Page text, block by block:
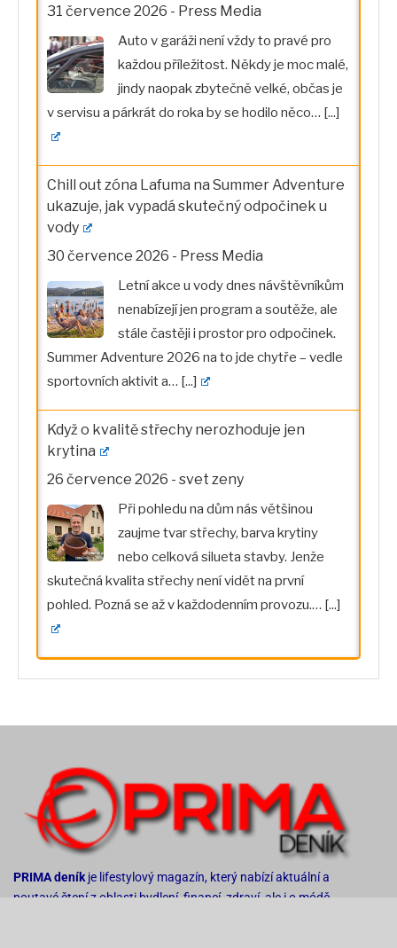
31 července 2026 - Press Media
Auto v garáži není vždy to pravé pro
každou příležitost. Někdy je moc malé,
jindy naopak zbytečně velké, občas je
v servisu a párkrát do roka by se hodilo něco… [...]
Chill out zóna Lafuma na Summer Adventure
ukazuje, jak vypadá skutečný odpočinek u
vody
30 července 2026 - Press Media
Letní akce u vody dnes návštěvníkům
nenabízejí jen program a soutěže, ale
stále častěji i prostor pro odpočinek.
Summer Adventure 2026 na to jde chytře – vedle
sportovních aktivit a… [...]
Když o kvalitě střechy nerozhoduje jen
krytina
26 července 2026 - svet zeny
Při pohledu na dům nás většinou
zaujme tvar střechy, barva krytiny
nebo celková silueta stavby. Jenže
skutečná kvalita střechy není vidět na první
pohled. Pozná se až v každodenním provozu.… [...]
PRIMA deník je lifestylový magazín, který nabízí aktuální a
poutavé čtení z oblasti bydlení, financí, zdraví, ale i o módě,